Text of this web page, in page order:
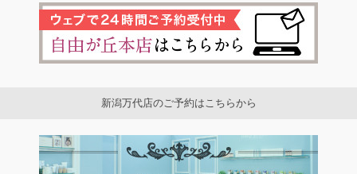
新潟万代店のご予約はこちらから